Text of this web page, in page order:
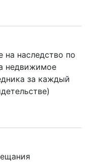
на наследство по
недвижимое
за каждый